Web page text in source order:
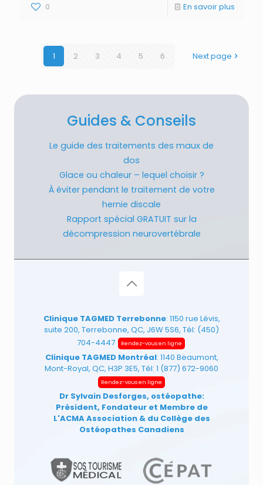
0 En savoir plus
1 2 3 4 5 6 Next page
Guides & Conseils
Le guide des traitements des maux de
dos
Glace ou chaleur – lequel choisir ?
À éviter pendant le traitement de votre
hernie discale
Rapport spécial GRATUIT sur la
décompression neurovertébrale
Clinique TAGMED Terrebonne: 1150 rue Lévis,
suite 200, Terrebonne, QC, J6W 5S6, Tél: (450)
704-4447
Rendez-vous en ligne
Clinique TAGMED Montréal: 1140 Beaumont,
Mont-Royal, QC, H3P 3E5, Tél: 1 (877) 672-9060
Rendez-vous en ligne
Dr Sylvain Desforges, ostéopathe:
Président, Fondateur et Membre de
L'ACMA Association & du Collège des
Ostéopathes Canadiens